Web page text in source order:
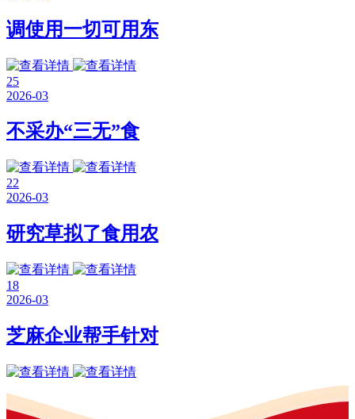
调使用一切可用东
25
2026-03
不采办“三无”食
22
2026-03
研究草拟了食用农
18
2026-03
芝麻企业帮手针对